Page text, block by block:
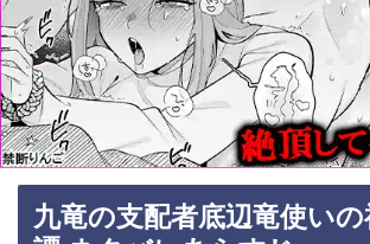
九竜の支配者底辺竜使い